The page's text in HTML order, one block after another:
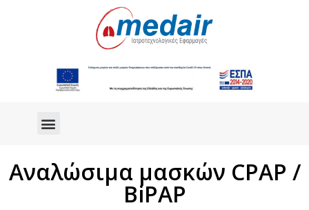
Αναλώσιμα μασκών CPAP /
BiPAP